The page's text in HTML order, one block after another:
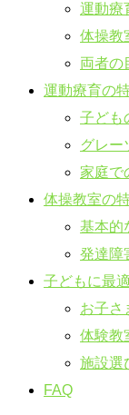
運動療
体操教
両者の
運動療育の
子ども
グレー
家庭で
体操教室の
基本的
発達障
子どもに最
お子さ
体験教
施設選
FAQ